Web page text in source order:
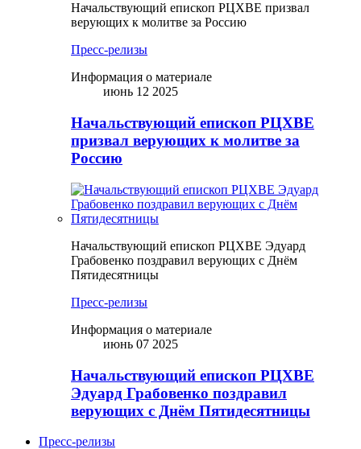
Начальствующий епископ РЦХВЕ призвал
верующих к молитве за Россию
Пресс-релизы
Информация о материале
июнь 12 2025
Начальствующий епископ РЦХВЕ
призвал верующих к молитве за
Россию
Начальствующий епископ РЦХВЕ Эдуард
Грабовенко поздравил верующих с Днём
Пятидесятницы
Пресс-релизы
Информация о материале
июнь 07 2025
Начальствующий епископ РЦХВЕ
Эдуард Грабовенко поздравил
верующих с Днём Пятидесятницы
Пресс-релизы